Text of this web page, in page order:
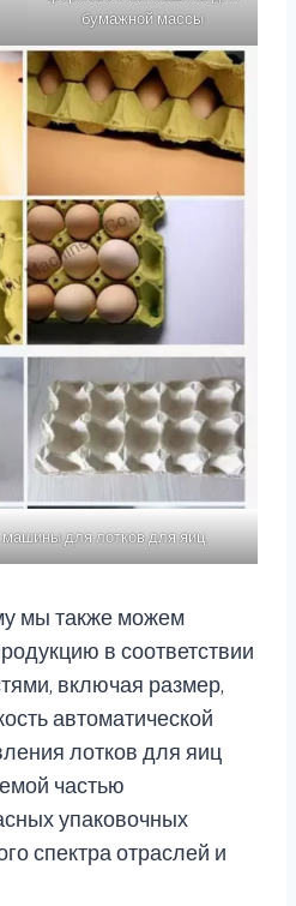
бумажной массы
для лотков для яиц
мы также можем
в соответствии
включая размер,
автоматической
лотков для яиц
частью
упаковочных
спектра отраслей и